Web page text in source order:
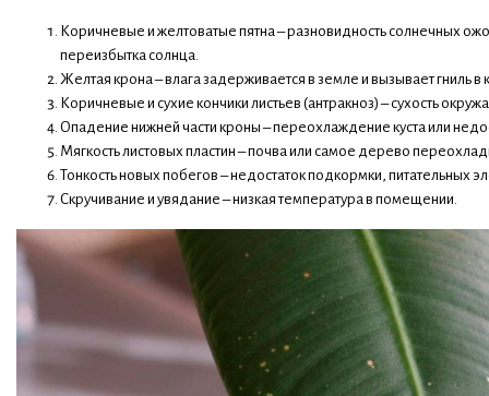
Коричневые и желтоватые пятна – разновидность солнечных
переизбытка солнца.
Желтая крона – влага задерживается в земле и вызывает гниль в
Коричневые и сухие кончики листьев (антракноз) – сухость
Опадение нижней части кроны – переохлаждение куста или
Мягкость листовых пластин – почва или самое дерево
Тонкость новых побегов – недостаток подкормки, питательных
Скручивание и увядание – низкая температура в помещении.